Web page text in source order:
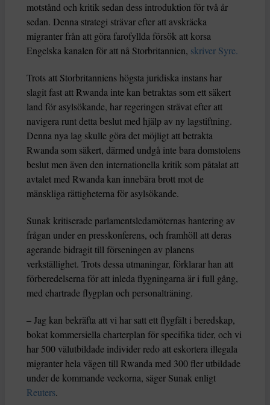
motstånd och kritik sedan dess introduktion för två år
sedan. Denna strategi strävar efter att avskräcka
migranter från att göra farofyllda försök att korsa
Engelska kanalen för att nå Storbritannien, skriver Syre.
Trots att Storbritanniens högsta juridiska instans har
slagit fast att Rwanda inte kan betraktas som ett säkert
land för asylsökande, har regeringen strävat efter att
navigera runt detta beslut med hjälp av ny lagstiftning.
Denna nya lag skulle göra det möjligt att betrakta
Rwanda som säkert, därmed undgå inte bara domstolens
beslut men även den internationella kritik som påtalat att
avtalet med Rwanda kan innebära brott mot de
mänskliga rättigheterna för asylsökande.
Sunak kritiserade parlamentsledamöternas hantering av
frågan under en presskonferens, och framhöll att deras
agerande bidragit till förseningen av planens
verkställighet. Trots dessa utmaningar, förklarar han att
förberedelserna för att inleda flygningarna är i full gång,
med chartrade flygplan och personalträning.
– Jag kan bekräfta att vi har satt ett flygfält i beredskap,
bokat kommersiella charterplan för specifika tider, och vi
har 500 välutbildade individer redo att eskortera illegala
migranter hela vägen till Rwanda med 300 fler utbildade
under de kommande veckorna, säger Sunak enligt
Reuters.